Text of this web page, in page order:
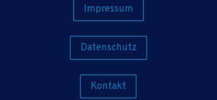
Impressum
Datenschutz
Kontakt